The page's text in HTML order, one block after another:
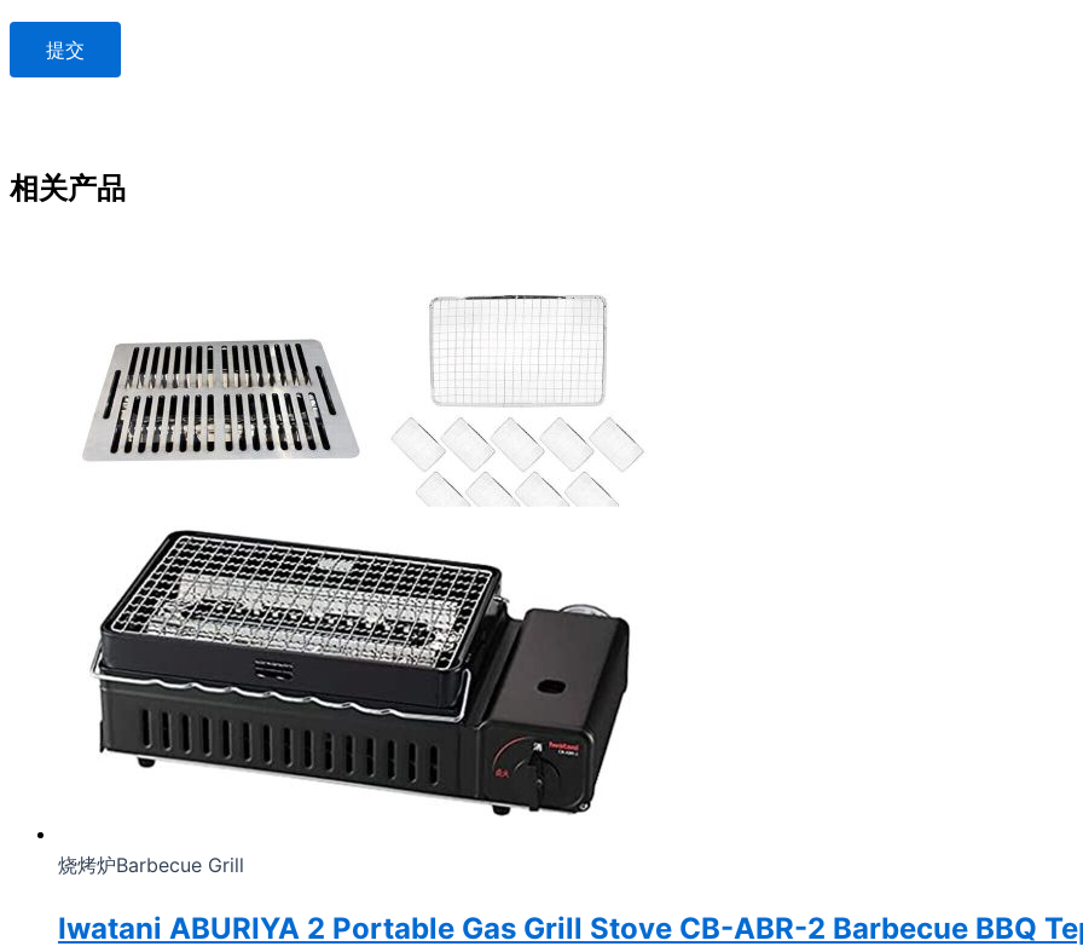
相关产品
烧烤炉Barbecue Grill
Iwatani ABURIYA 2 Portable Gas Grill Stove CB-ABR-2 Barbecue BBQ